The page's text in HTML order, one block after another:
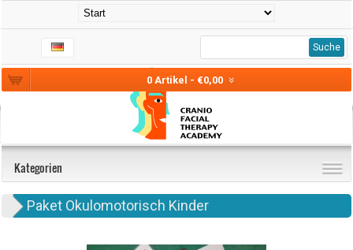
0 Artikel - €0,00
Suche
Kategorien
Paket Okulomotorisch Kinder